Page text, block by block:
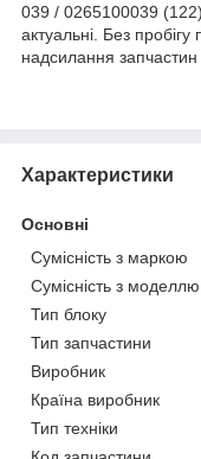
039 / 0265100039
актуальні. Без
надсилання запчастин
Характеристики
Основні
Сумісність з маркою
Сумісність з моделлю
Тип блоку
Тип запчастини
Виробник
Країна виробник
Тип техніки